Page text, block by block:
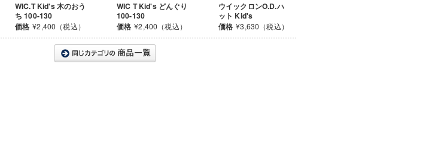
WIC.T Kid's 木のおう
ち 100-130
価格 ¥2,400（税込）
WIC T Kid's どんぐり
100-130
価格 ¥2,400（税込）
ウイックロンO.D.ハ
ット Kid's
価格 ¥3,630（税込）